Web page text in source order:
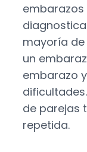
mayoría
un
embarazo
de parejas
repetida.